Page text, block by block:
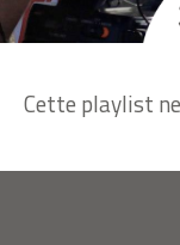
Cette playlist